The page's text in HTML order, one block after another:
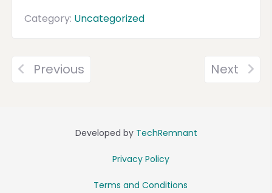
Category: Uncategorized
Previous Next
Developed by TechRemnant
Privacy Policy
Terms and Conditions